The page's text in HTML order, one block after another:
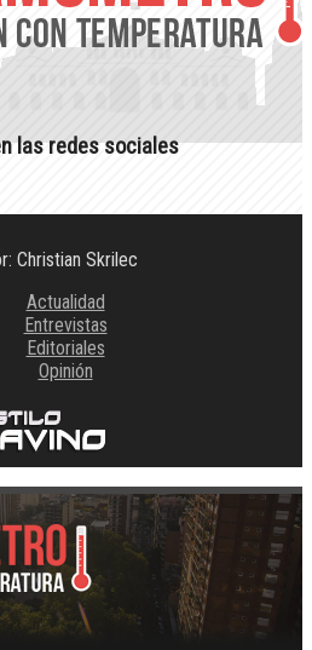
las redes sociales
Christian Skrilec
Actualidad
Entrevistas
Editoriales
Opinión